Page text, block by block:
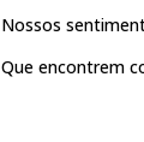
Nossos
Que encontrem